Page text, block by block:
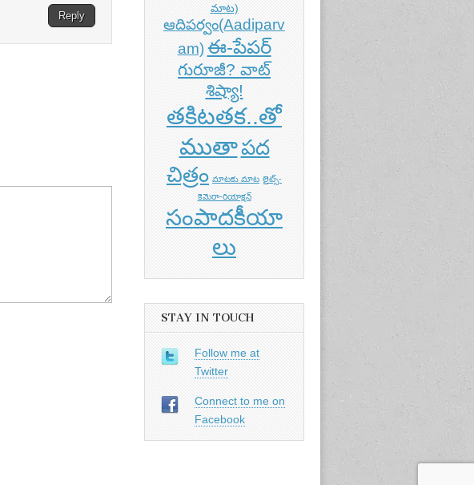
Reply
మాట)
ఆదిపర్వం(Aadiparv
am) ఈ-పేపర్
గురూజీ? వాట్
శిష్యా!
తకిటతక..తో
ముతాపద
చిత్రం మాటకు మాట లైట్స్-
కెమెరా-రియాక్షన్
సంపాదకీయా
లు
STAY IN TOUCH
Follow me at
Twitter
Connect to me on
Facebook